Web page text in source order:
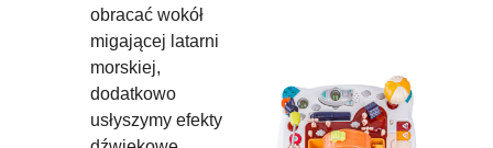
obracać wokół
migającej latarni
morskiej,
dodatkowo
usłyszymy efekty